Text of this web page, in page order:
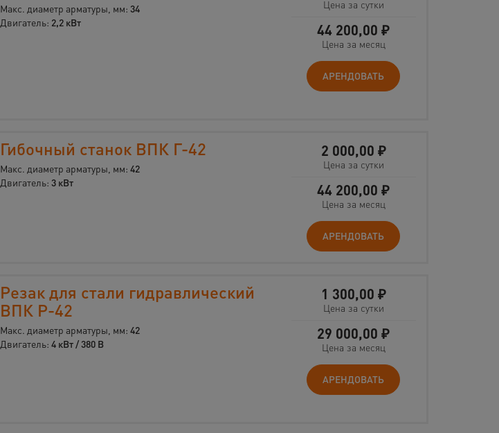
Макс. диаметр арматуры, мм: 34
Двигатель: 2,2 кВт
Цена за сутки
44 200,00 ₽
Цена за месяц
АРЕНДОВАТЬ
Гибочный станок ВПК Г-42
Макс. диаметр арматуры, мм: 42
Двигатель: 3 кВт
2 000,00 ₽
Цена за сутки
44 200,00 ₽
Цена за месяц
АРЕНДОВАТЬ
Резак для стали гидравлический
ВПК Р-42
Макс. диаметр арматуры, мм: 42
Двигатель: 4 кВт / 380 В
1 300,00 ₽
Цена за сутки
29 000,00 ₽
Цена за месяц
АРЕНДОВАТЬ